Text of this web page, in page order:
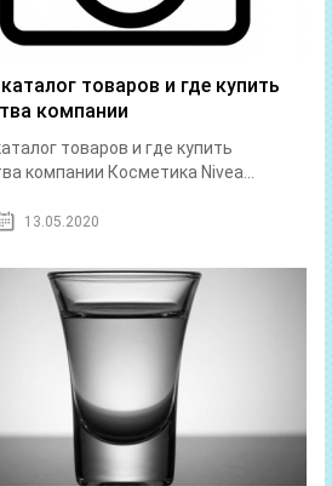
товаров и где купить
компании
товаров и где купить
компании Косметика Nivea...
13.05.2020